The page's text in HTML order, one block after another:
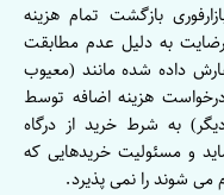
بازگشت تمام هزینه
به دلیل عدم مطابقت
داده شده مانند (معیوب
هزینه اضافه توسط
به شرط خرید از درگاه
و مسئولیت خریدهایی که
می شوند را نمی پذیرد.